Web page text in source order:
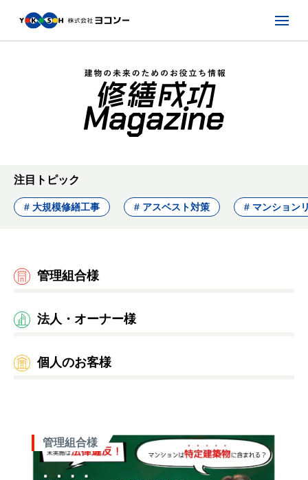
注目トピック
# 大規模修繕工事 # アスベスト対策 # マンション
管理組合様
法人・オーナー様
個人のお客様
管理組合様